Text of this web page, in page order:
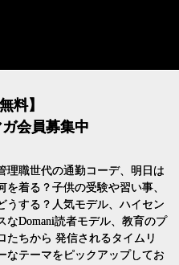
料】
会員募集中
理職世代の通勤コーデ、明日は
を着る？子供の受験や習い事、
うする？人気モデル、ハイセン
なDomani読者モデル、教育のプ
たちから 発信されるタイムリ
なテーマをピックアップしてお